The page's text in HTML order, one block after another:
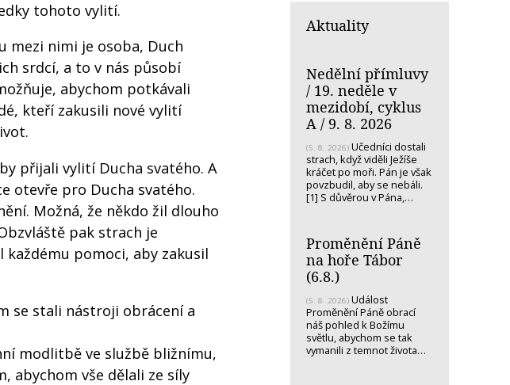
tohoto vylití.
mezi nimi je osoba, Duch
srdcí, a to v nás působí
abychom potkávali
kteří zakusili nové vylití
přijali vylití Ducha svatého. A
otevře pro Ducha svatého.
Možná, že někdo žil dlouho
pak strach je
každému pomoci, aby zakusil
se stali nástroji obrácení a
modlitbě ve službě bližnímu,
abychom vše dělali ze síly
Aktuality
Nedělní přímluvy
/ 19. neděle v
mezidobí, cyklus
A / 9. 8. 2026
(5. 8. 2026) Učedníci dostali
strach, když viděli Ježíše
kráčet po moři. Pán je však
povzbudil, aby se nebáli.
[1] S důvěrou v Pána,…
Proměnění Páně
na hoře Tábor
(6.8.)
(5. 8. 2026) Událost
Proměnění Páně obrací
náš pohled k Božímu
světlu, abychom se tak
vymanili z temnot života…